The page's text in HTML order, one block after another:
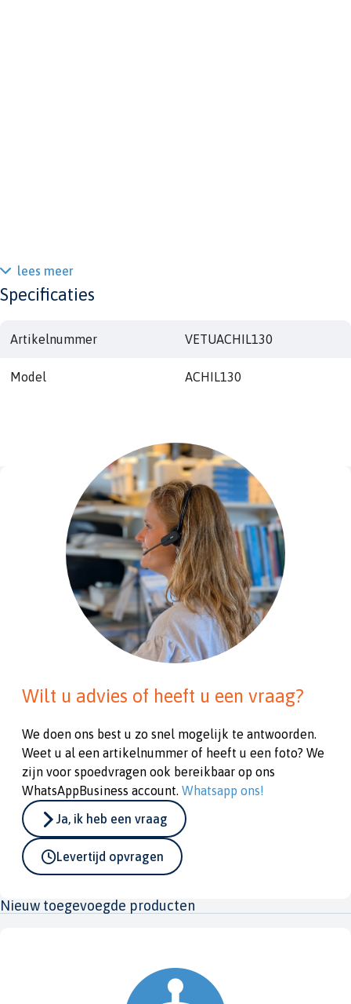
lees meer
Specificaties
Artikelnummer VETUACHIL130
Model ACHIL130
Wilt u advies of heeft u een vraag?
We doen ons best u zo snel mogelijk te antwoorden.
Weet u al een artikelnummer of heeft u een foto? We
zijn voor spoedvragen ook bereikbaar op ons
WhatsAppBusiness account. Whatsapp ons!
Ja, ik heb een vraag
Levertijd opvragen
Nieuw toegevoegde producten